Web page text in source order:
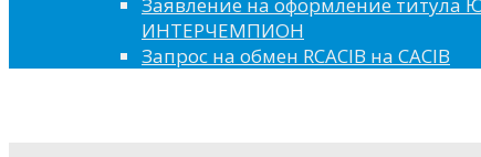
ИНТЕРЧЕМПИОН
Запрос на обмен RCACIB на CACIB